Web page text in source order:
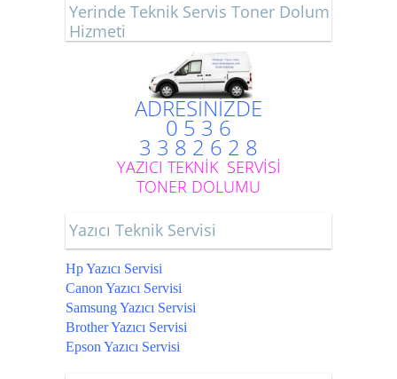
Yerinde Teknik Servis Toner Dolum
Hizmeti
ADRESİNİZDE
0 5 3 6
3 3 8 2 6 2 8
YAZICI TEKNİK SERVİSİ
TONER DOLUMU
Yazıcı Teknik Servisi
Hp Yazıcı Servisi
Canon Yazıcı Servisi
Samsung Yazıcı Servisi
Brother Yazıcı Servisi
Epson Yazıcı Servisi